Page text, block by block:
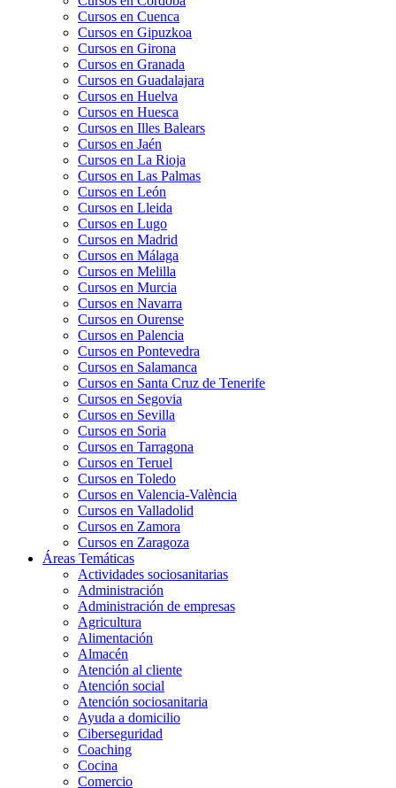
Cursos en Cuenca
Cursos en Gipuzkoa
Cursos en Girona
Cursos en Granada
Cursos en Guadalajara
Cursos en Huelva
Cursos en Huesca
Cursos en Illes Balears
Cursos en Jaén
Cursos en La Rioja
Cursos en Las Palmas
Cursos en León
Cursos en Lleida
Cursos en Lugo
Cursos en Madrid
Cursos en Málaga
Cursos en Melilla
Cursos en Murcia
Cursos en Navarra
Cursos en Ourense
Cursos en Palencia
Cursos en Pontevedra
Cursos en Salamanca
Cursos en Santa Cruz de Tenerife
Cursos en Segovia
Cursos en Sevilla
Cursos en Soria
Cursos en Tarragona
Cursos en Teruel
Cursos en Toledo
Cursos en Valencia-València
Cursos en Valladolid
Cursos en Zamora
Cursos en Zaragoza
Áreas Temáticas
Actividades sociosanitarias
Administración
Administración de empresas
Agricultura
Alimentación
Almacén
Atención al cliente
Atención social
Atención sociosanitaria
Ayuda a domicilio
Ciberseguridad
Coaching
Cocina
Comercio